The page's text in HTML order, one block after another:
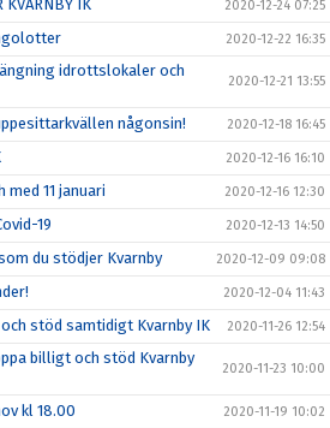
KVARNBY IK 2020-12-24 07:25
2020-12-22 16:35
idrottslokaler och
2020-12-21 13:55
någonsin! 2020-12-18 16:45
2020-12-16 16:10
11 januari 2020-12-16 12:30
19 2020-12-13 14:50
du stödjer Kvarnby 2020-12-09 09:08
2020-12-04 11:43
stöd samtidigt Kvarnby IK 2020-11-26 12:54
billigt och stöd Kvarnby
2020-11-23 10:00
kl 18.00 2020-11-19 10:02